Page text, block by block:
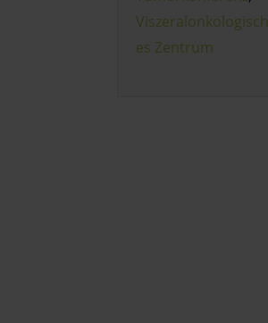
Viszeralonkologisch
es Zentrum